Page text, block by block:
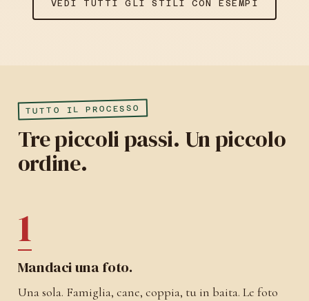
VEDI TUTTI GLI STILI CON ESEMPI
TUTTO IL PROCESSO
Tre piccoli passi. Un piccolo
ordine.
1
Mandaci una foto.
Una sola. Famiglia, cane, coppia, tu in baita. Le foto